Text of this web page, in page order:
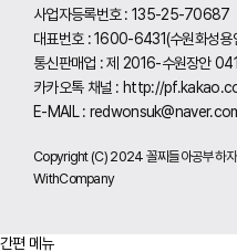
사업자등록번호 : 135-25-70687
대표번호 : 1600-6431(수원화성
통신판매업 : 제 2016-수원장안
카카오톡 채널 : http://
E-MAIL :
Copyright (C) 2024 꼴찌들아공부하
WithCompany
간편 메뉴